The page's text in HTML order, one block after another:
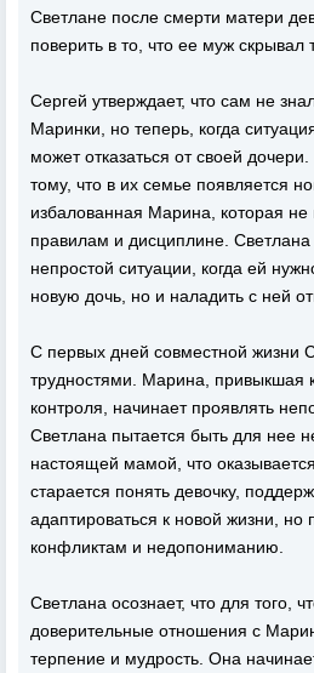
Светлане после смерти матери
поверить в то, что ее муж скрывал
Сергей утверждает, что сам не
Маринки, но теперь, когда
может отказаться от своей
тому, что в их семье появляется
избалованная Марина, которая не
правилам и дисциплине. Светлана
непростой ситуации, когда ей
новую дочь, но и наладить с ней
С первых дней совместной жизни
трудностями. Марина, привыкшая
контроля, начинает проявлять
Светлана пытается быть для нее
настоящей мамой, что
старается понять девочку,
адаптироваться к новой жизни, но
конфликтам и недопониманию.
Светлана осознает, что для того,
доверительные отношения с
терпение и мудрость. Она